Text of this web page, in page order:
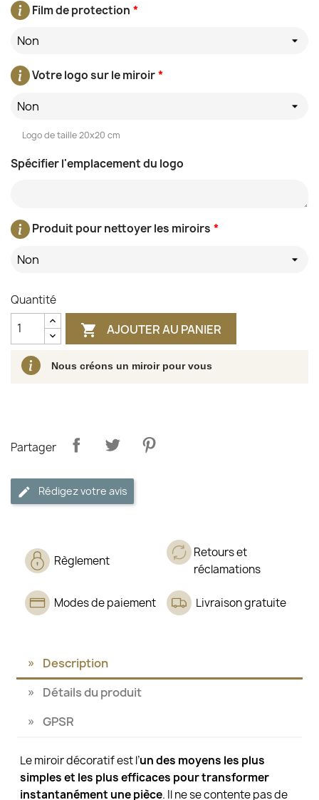
*
Film de protection
Non
*
Votre logo sur le miroir
Non
Logo de taille 20x20 cm
Spécifier l'emplacement du logo
*
Produit pour nettoyer les miroirs
Non
Quantité
 AJOUTER AU PANIER
Nous créons un miroir pour vous
Partager
Rédigez votre avis
Règlement
Retours et
réclamations
Modes de paiement Livraison gratuite
Description
Détails du produit
GPSR
Le miroir décoratif est l’un des moyens les plus
simples et les plus efficaces pour transformer
instantanément une pièce. Il ne se contente pas de